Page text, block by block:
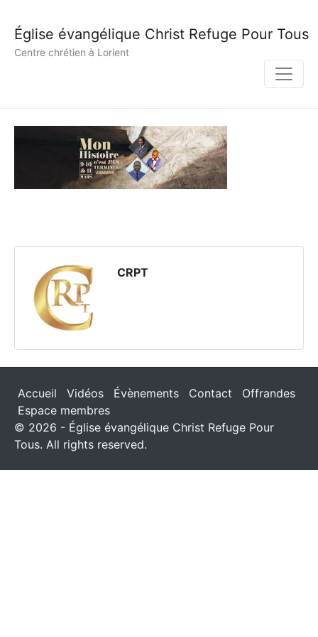
Église évangélique Christ Refuge Pour Tous
Centre chrétien à Lorient
CRPT
Accueil Vidéos Évènements Contact
Offrandes
Espace membres
© 2026 - Église évangélique Christ Refuge Pour
Tous. All rights reserved.